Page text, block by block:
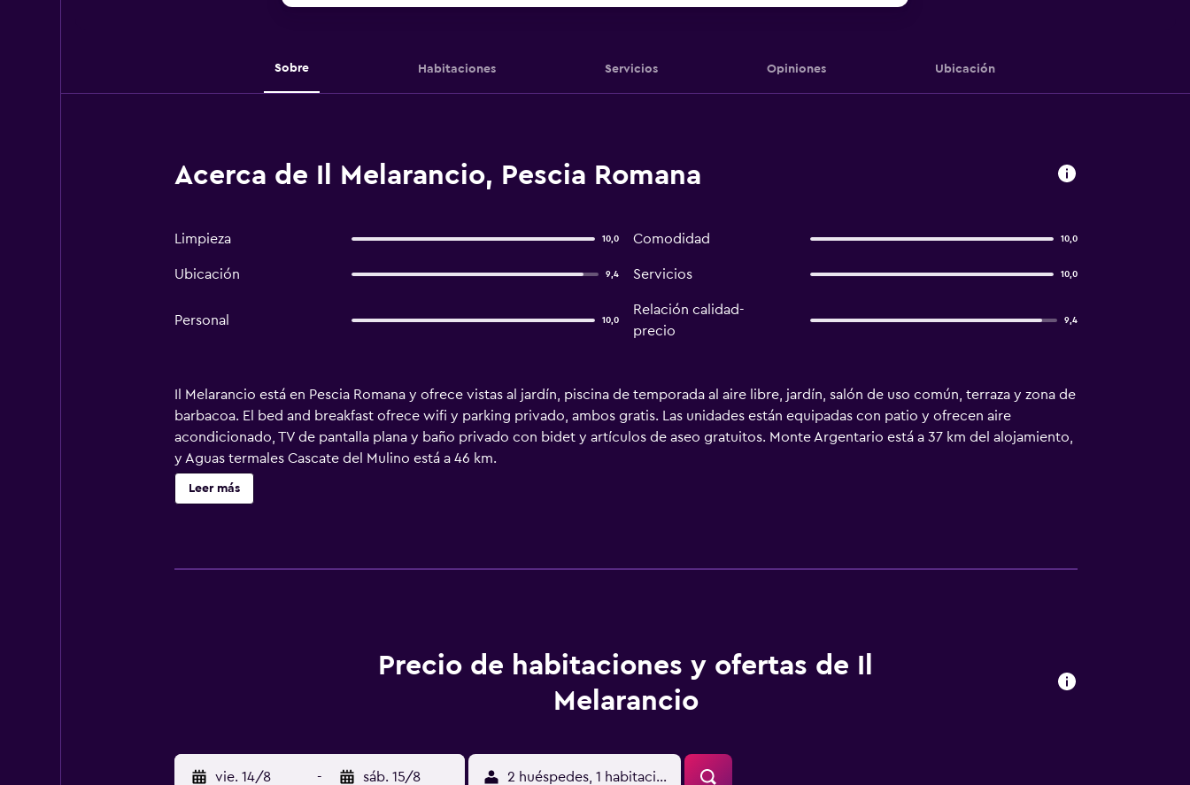
Sobre Habitaciones Servicios Opiniones Ubicación
Acerca de Il Melarancio, Pescia Romana
Limpieza 10,0 Comodidad 10,0
Ubicación 9,4 Servicios 10,0
Personal 10,0
Relación calidad-
precio
9,4
Il Melarancio está en Pescia Romana y ofrece vistas al jardín, piscina de temporada al aire libre, jardín, salón de uso común, terraza y zona de
barbacoa. El bed and breakfast ofrece wifi y parking privado, ambos gratis. Las unidades están equipadas con patio y ofrecen aire
acondicionado, TV de pantalla plana y baño privado con bidet y artículos de aseo gratuitos. Monte Argentario está a 37 km del alojamiento,
y Aguas termales Cascate del Mulino está a 46 km.
Leer más
Precio de habitaciones y ofertas de Il
Melarancio
vie. 14/8 - sáb. 15/8 2 huéspedes, 1 habitación